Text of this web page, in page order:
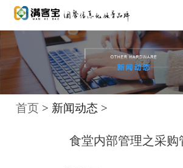
首页 > 新闻动态 >
食堂内部管理之采购